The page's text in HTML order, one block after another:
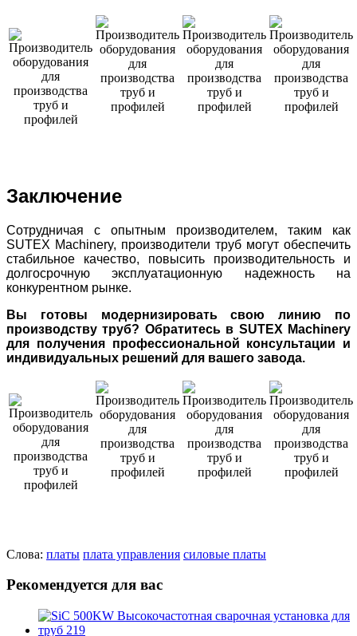
Заключение
Сотрудничая с опытным производителем, таким как
SUTEX Machinery, производители труб могут обеспечить
стабильное качество, повысить производительность и
долгосрочную эксплуатационную надежность на
конкурентном рынке.
Вы готовы модернизировать свою линию по
производству труб? Обратитесь в SUTEX Machinery
для получения профессиональной консультации и
индивидуальных решений для вашего завода.
Слова: платы плата управления силовые платы
Рекомендуется для вас